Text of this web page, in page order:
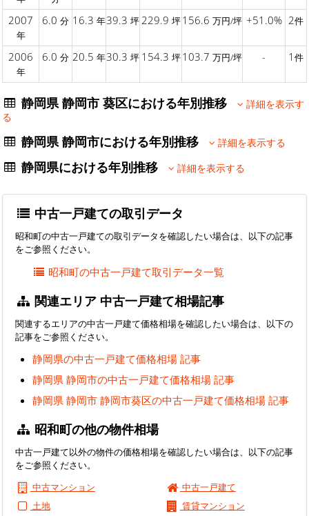
2007
年
6.0 分 16.3 年39.3 坪229.9 坪156.6 万円/坪 +51.0% 2件
2006
年
6.0 分 20.5 年30.3 坪 154.3 坪103.7 万円/坪 - 1 件
静岡県 静岡市 葵区における年別推移
詳細を表示す
る
静岡県 静岡市における年別推移 詳細を表示する
静岡県における年別推移 詳細を表示する
中古一戸建ての取引データ
昭和町の中古一戸建ての取引データを確認したい場合は、以下の記事
をご参照ください。
昭和町の中古一戸建て取引データ一覧
関連エリア 中古一戸建て相場記事
関連するエリアの中古一戸建て価格相場を確認したい場合は、以下の
記事をご参照ください。
静岡県の中古一戸建て価格相場 記事
静岡県 静岡市の中古一戸建て価格相場 記事
静岡県 静岡市 静岡市葵区の中古一戸建て価格相場 記事
昭和町の他の物件相場
中古一戸建て以外の物件の価格相場を確認したい場合は、以下の記事
をご参照ください。
中古マンション
中古一戸建て
土地
賃貸マンション